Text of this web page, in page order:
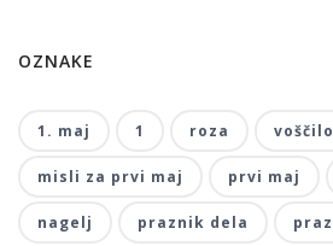
OZNAKE
1. maj 1 roza
misli za prvi maj prvi maj
nagelj praznik dela